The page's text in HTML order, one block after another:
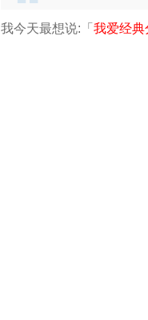
我今天最想说:「 我爱经典